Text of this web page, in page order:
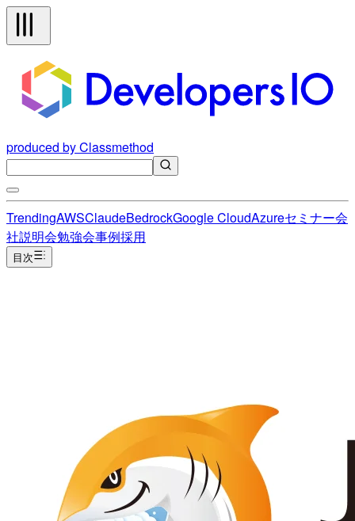
produced by Classmethod
TrendingAWSClaudeBedrockGoogle CloudAzureセミナー会
社説明会勉強会事例採用
目次